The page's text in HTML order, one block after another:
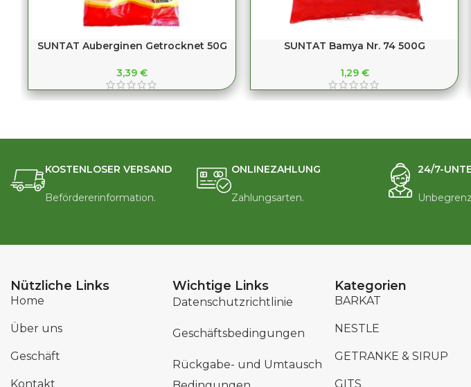
SUNTAT Auberginen Getrocknet 50G
3,39 €
SUNTAT Bamya Nr. 74 500G
1,29 €
KOSTENLOSER VERSAND
Befördererinformation.
ONLINEZAHLUNG
Zahlungsarten.
24/7-
Nützliche Links
Home
Über uns
Geschäft
Kontakt
Wichtige Links
Datenschutzrichtlinie
Geschäftsbedingungen
Rückgabe- und Umtausch
Kategorien
BARKAT
NESTLE
GETRANKE & SIRUP
GITS